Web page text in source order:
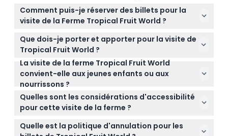
Comment puis-je réserver des billets pour la
visite de la Ferme Tropical Fruit World ?
Vous pouvez facilement réserver vos billets en ligne
ici même sur ce site en sélectionnant votre date
préférée et en vérifiant la disponibilité lors du
processus de réservation.
Que dois-je porter et apporter pour la visite de
Tropical Fruit World ?
Portez des chaussures fermées et confortables et
apportez un chapeau ainsi que de la crème solaire.
Il est également conseillé d'emporter un parapluie
ou un imperméable en cas de pluie, car la ferme
dispose de certains chemins irréguliers.
La visite de la ferme Tropical Fruit World
convient-elle aux jeunes enfants ou aux
nourrissons ?
Les enfants âgés de 4 à 12 ans sont les bienvenus,
et les nourrissons de 0 à 3 ans peuvent participer
billet pour nourrisson et voyager sur les genoux d'un
Quelles sont les considérations d'accessibilité
pour cette visite de la ferme ?
La visite implique de monter à bord de véhicules et
de marcher sur de courtes distances sur des
Quelle est la politique d'annulation pour les